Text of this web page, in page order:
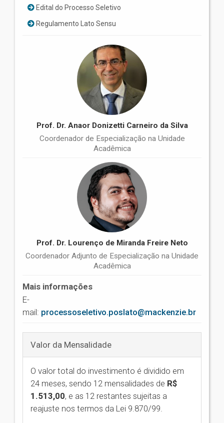
Edital do Processo Seletivo
Regulamento Lato Sensu
Prof. Dr. Anaor Donizetti Carneiro da Silva
Coordenador de Especialização na Unidade
Acadêmica
Prof. Dr. Lourenço de Miranda Freire Neto
Coordenador Adjunto de Especialização na Unidade
Acadêmica
Mais informações
E-
mail: processoseletivo.poslato@mackenzie.br
Valor da Mensalidade
O valor total do investimento é dividido em
24 meses, sendo 12 mensalidades de R$
1.513,00, e as 12 restantes sujeitas a
reajuste nos termos da Lei 9.870/99.